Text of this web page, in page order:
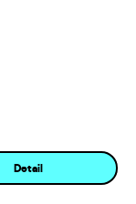
Detail